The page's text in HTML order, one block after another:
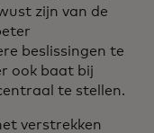
zijn van de
beslissingen te
ook baat bij
te stellen.
verstrekken